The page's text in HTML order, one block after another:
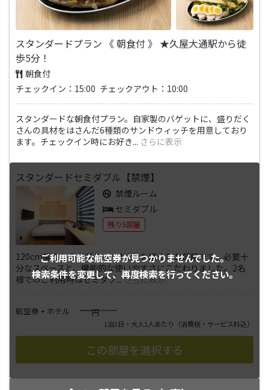
スタンダードプラン 《 朝食付 》 ★久屋大通駅から徒
歩5分！
朝食付
チェックイン：15:00 チェックアウト：10:00
スタンダードな朝食付プラン。自家製のバゲットに、盛りだく
さんの具材をはさんだ6種類のサンドウィッチを用意しており
ます。チェックイン時にお好き... さらに表示
ご利用可能な航空券が見つかりませんでした。
検索条件を変更して、再度検索を行ってください。
スタンダードセミダブル【禁煙】
禁煙ルーム
セミダブル
残り5部屋
120cm幅のセミダブルベッド1台を備えたお部屋です。必要十
分なスペースと、機能的な使いやすさにこだわりました。2名
様でのご利用時はセミダブ...さらに表示
航空券 + ホテル ――――円
1泊2日・大人1人あたり （消費税・サービス料込）